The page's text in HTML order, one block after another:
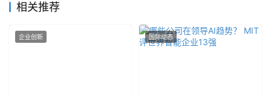
相关推荐
企业创新 国际动态